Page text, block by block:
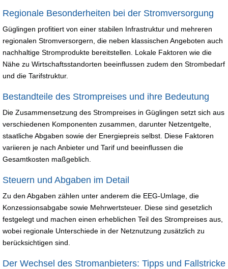
Regionale Besonderheiten bei der Stromversorgung
Güglingen profitiert von einer stabilen Infrastruktur und mehreren
regionalen Stromversorgern, die neben klassischen Angeboten auch
nachhaltige Stromprodukte bereitstellen. Lokale Faktoren wie die
Nähe zu Wirtschaftsstandorten beeinflussen zudem den Strombedarf
und die Tarifstruktur.
Bestandteile des Strompreises und ihre Bedeutung
Die Zusammensetzung des Strompreises in Güglingen setzt sich aus
verschiedenen Komponenten zusammen, darunter Netzentgelte,
staatliche Abgaben sowie der Energiepreis selbst. Diese Faktoren
variieren je nach Anbieter und Tarif und beeinflussen die
Gesamtkosten maßgeblich.
Steuern und Abgaben im Detail
Zu den Abgaben zählen unter anderem die EEG-Umlage, die
Konzessionsabgabe sowie Mehrwertsteuer. Diese sind gesetzlich
festgelegt und machen einen erheblichen Teil des Strompreises aus,
wobei regionale Unterschiede in der Netznutzung zusätzlich zu
berücksichtigen sind.
Der Wechsel des Stromanbieters: Tipps und Fallstricke